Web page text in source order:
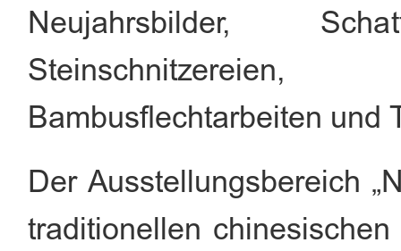
Neujahrsbilder,
Bambusflechtarbeiten und
Der Ausstellungsbereich
traditionellen